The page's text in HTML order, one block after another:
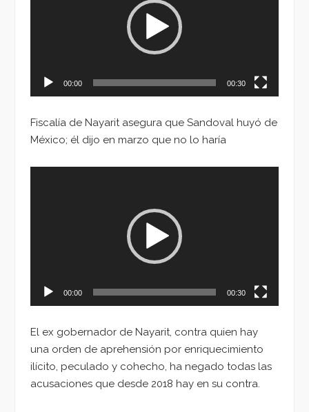
00:00 00:30
Fiscalía de Nayarit asegura que Sandoval huyó de
México; él dijo en marzo que no lo haría
00:00 00:30
El ex gobernador de Nayarit, contra quien hay
una orden de aprehensión por enriquecimiento
ilícito, peculado y cohecho, ha negado todas las
acusaciones que desde 2018 hay en su contra.